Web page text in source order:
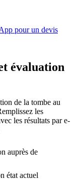
pour un devis
évaluation
de la tombe au
les
les résultats par e-
auprès de
état actuel